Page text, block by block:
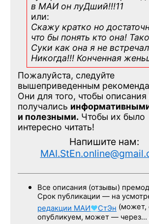
в МАИ он луДший!!!11
или:
Скажу кратко но
что бы понять кто она!
Суки как она я не встречал
Никогда!!! Конченная
Пожалуйста, следуйте
вышеприведенным
Они для того, чтобы
получались
и полезными. Чтобы их было
интересно читать!
Напишите нам:
Все описания (отзывы)
Срок публикации — на
редакции МАИ♥СтЭн (может,
опубликуем, может — через…